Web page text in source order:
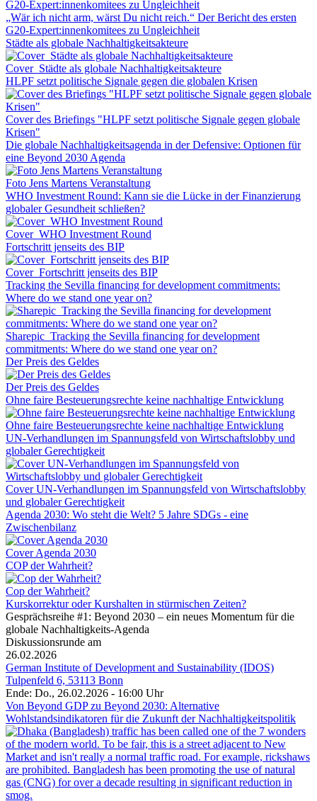
„Wär ich nicht arm, wärst Du nicht reich.“ Der Bericht des ersten
G20-Expert:innenkomitees zu Ungleichheit
Städte als globale Nachhaltigkeitsakteure
Cover_Städte als globale Nachhaltigkeitsakteure
HLPF setzt politische Signale gegen die globalen Krisen
Cover des Briefings "HLPF setzt politische Signale gegen globale
Krisen"
Die globale Nachhaltigkeitsagenda in der Defensive: Optionen für
eine Beyond 2030 Agenda
Foto Jens Martens Veranstaltung
WHO Investment Round: Kann sie die Lücke in der Finanzierung
globaler Gesundheit schließen?
Cover_WHO Investment Round
Fortschritt jenseits des BIP
Cover_Fortschritt jenseits des BIP
Tracking the Sevilla financing for development commitments:
Where do we stand one year on?
Sharepic_Tracking the Sevilla financing for development
commitments: Where do we stand one year on?
Der Preis des Geldes
Der Preis des Geldes
Ohne faire Besteuerungsrechte keine nachhaltige Entwicklung
Ohne faire Besteuerungsrechte keine nachhaltige Entwicklung
UN-Verhandlungen im Spannungsfeld von Wirtschaftslobby und
globaler Gerechtigkeit
Cover UN-Verhandlungen im Spannungsfeld von Wirtschaftslobby
und globaler Gerechtigkeit
Agenda 2030: Wo steht die Welt? 5 Jahre SDGs - eine
Zwischenbilanz
Cover Agenda 2030
COP der Wahrheit?
Cop der Wahrheit?
Kurskorrektur oder Kurshalten in stürmischen Zeiten?
Gesprächsreihe #1: Beyond 2030 – ein neues Momentum für die
globale Nachhaltigkeits-Agenda
Diskussionsrunde am
26.02.2026
German Institute of Development and Sustainability (IDOS)
Tulpenfeld 6, 53113 Bonn
Ende: Do., 26.02.2026 - 16:00 Uhr
Von Beyond GDP zu Beyond 2030: Alternative
Wohlstandsindikatoren für die Zukunft der Nachhaltigkeitspolitik